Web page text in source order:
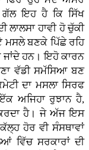
ਗੱਲ ਇਹ ਹੈ ਕਿ ਸਿੱਖ
ਲਾਲਸਾ ਹਾਵੀ ਹੋ ਚੁੱਕੀ
ਮਸਲੇ ਬਣਕੇ ਪਿੱਛੇ ਰਹਿ
ਜਾਂਦੇ ਹਨ। ਇਹੋ ਕਾਰਨ
ਵੱਡੀ ਸਮੱਸਿਆ ਬਣ
ਦਾ ਮਸਲਾ ਸਿਰਫ
ਅਜਿਹਾ ਰੁਝਾਨ ਹੈ,
ਹੈ। ਜੇ ਅੱਜ ਇਸ
ਹੋਰ ਵੀ ਸੰਸਥਾਵਾਂ
ਵਿੱਚ ਸਰਕਾਰਾਂ ਦੀ